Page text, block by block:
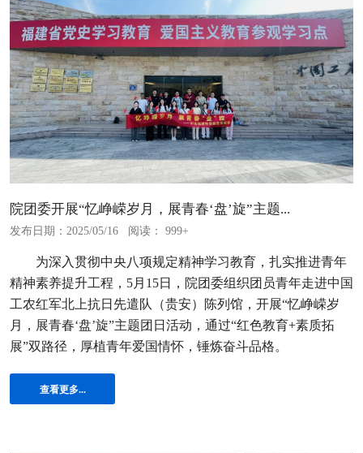
院团委开展“忆峥嵘岁月，展青春‘盘’旋”主题...
发布日期：2025/05/16 阅读： 999+
为深入贯彻中央八项规定精神学习教育，扎实推进青年
精神素养提升工程，5月15日，院团委组织团员青年走进中国
工农红军北上抗日先遣队（贵安）陈列馆，开展“忆峥嵘岁
月，展青春‘盘’旋”主题团日活动，通过“红色教育+素质拓
展”双路径，厚植青年爱国情怀，锤炼奋斗品格。
查看更多...